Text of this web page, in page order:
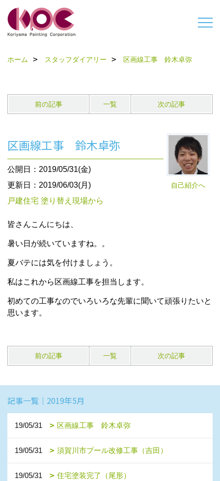
ホーム スタッフダイアリー 区画線工事 鈴木卓弥
前の記事 一覧 次の記事
自己紹介へ
区画線工事 鈴木卓弥
公開日：2019/05/31(金)
更新日：2019/06/03(月)
戸建住宅 塗り替え現場から
皆さんこんにちは、
暑い日が続いていますね。。
夏バテには気を付けましょう。
私はこれから区画線工事を担当します。
初めての工事なのでいろいろな先輩に聞いて頑張りたいと
思います。
前の記事 一覧 次の記事
記事一覧｜2019年5月
19/05/31 区画線工事 鈴木卓弥
19/05/31 須賀川市プール改修工事（吉田）
19/05/31 住宅塗装完了（尾形）